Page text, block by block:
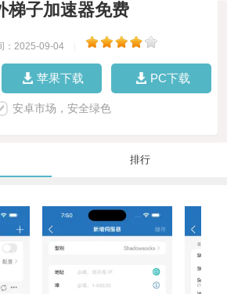
梯子加速器免费
：2025-09-04
苹果下载 PC下载
安卓市场，安全绿色
排行